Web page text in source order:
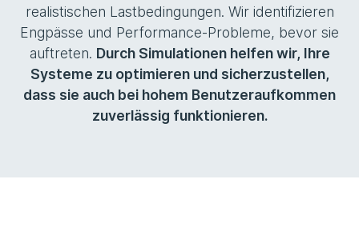
realistischen Lastbedingungen. Wir identifizieren
Engpässe und Performance-Probleme, bevor sie
auftreten. Durch Simulationen helfen wir, Ihre
Systeme zu optimieren und sicherzustellen,
dass sie auch bei hohem Benutzeraufkommen
zuverlässig funktionieren.